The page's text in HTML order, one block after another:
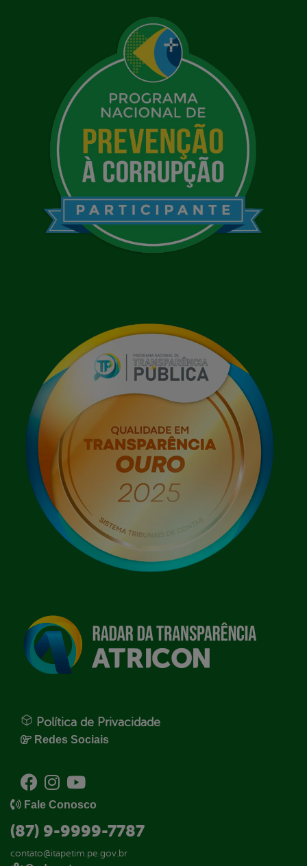
Política de Privacidade
Redes Sociais
Fale Conosco
(87) 9-9999-7787
contato@itapetim.pe.gov.br